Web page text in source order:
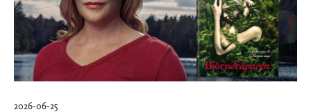
2026-06-25